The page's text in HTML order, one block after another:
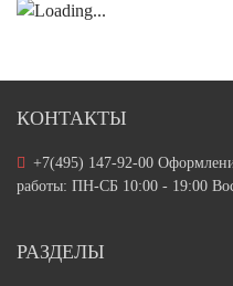
КОНТАКТЫ
+7(495) 147-92-00
работы: ПН-СБ 10:00 - 19:00
РАЗДЕЛЫ